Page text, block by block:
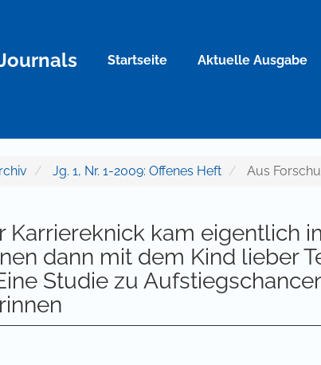
Startseite Aktuelle Ausgabe
Jg. 1, Nr. 1-2009: Offenes Heft Aus
Karriereknick kam eigentlich
dann mit dem Kind lieber
Studie zu